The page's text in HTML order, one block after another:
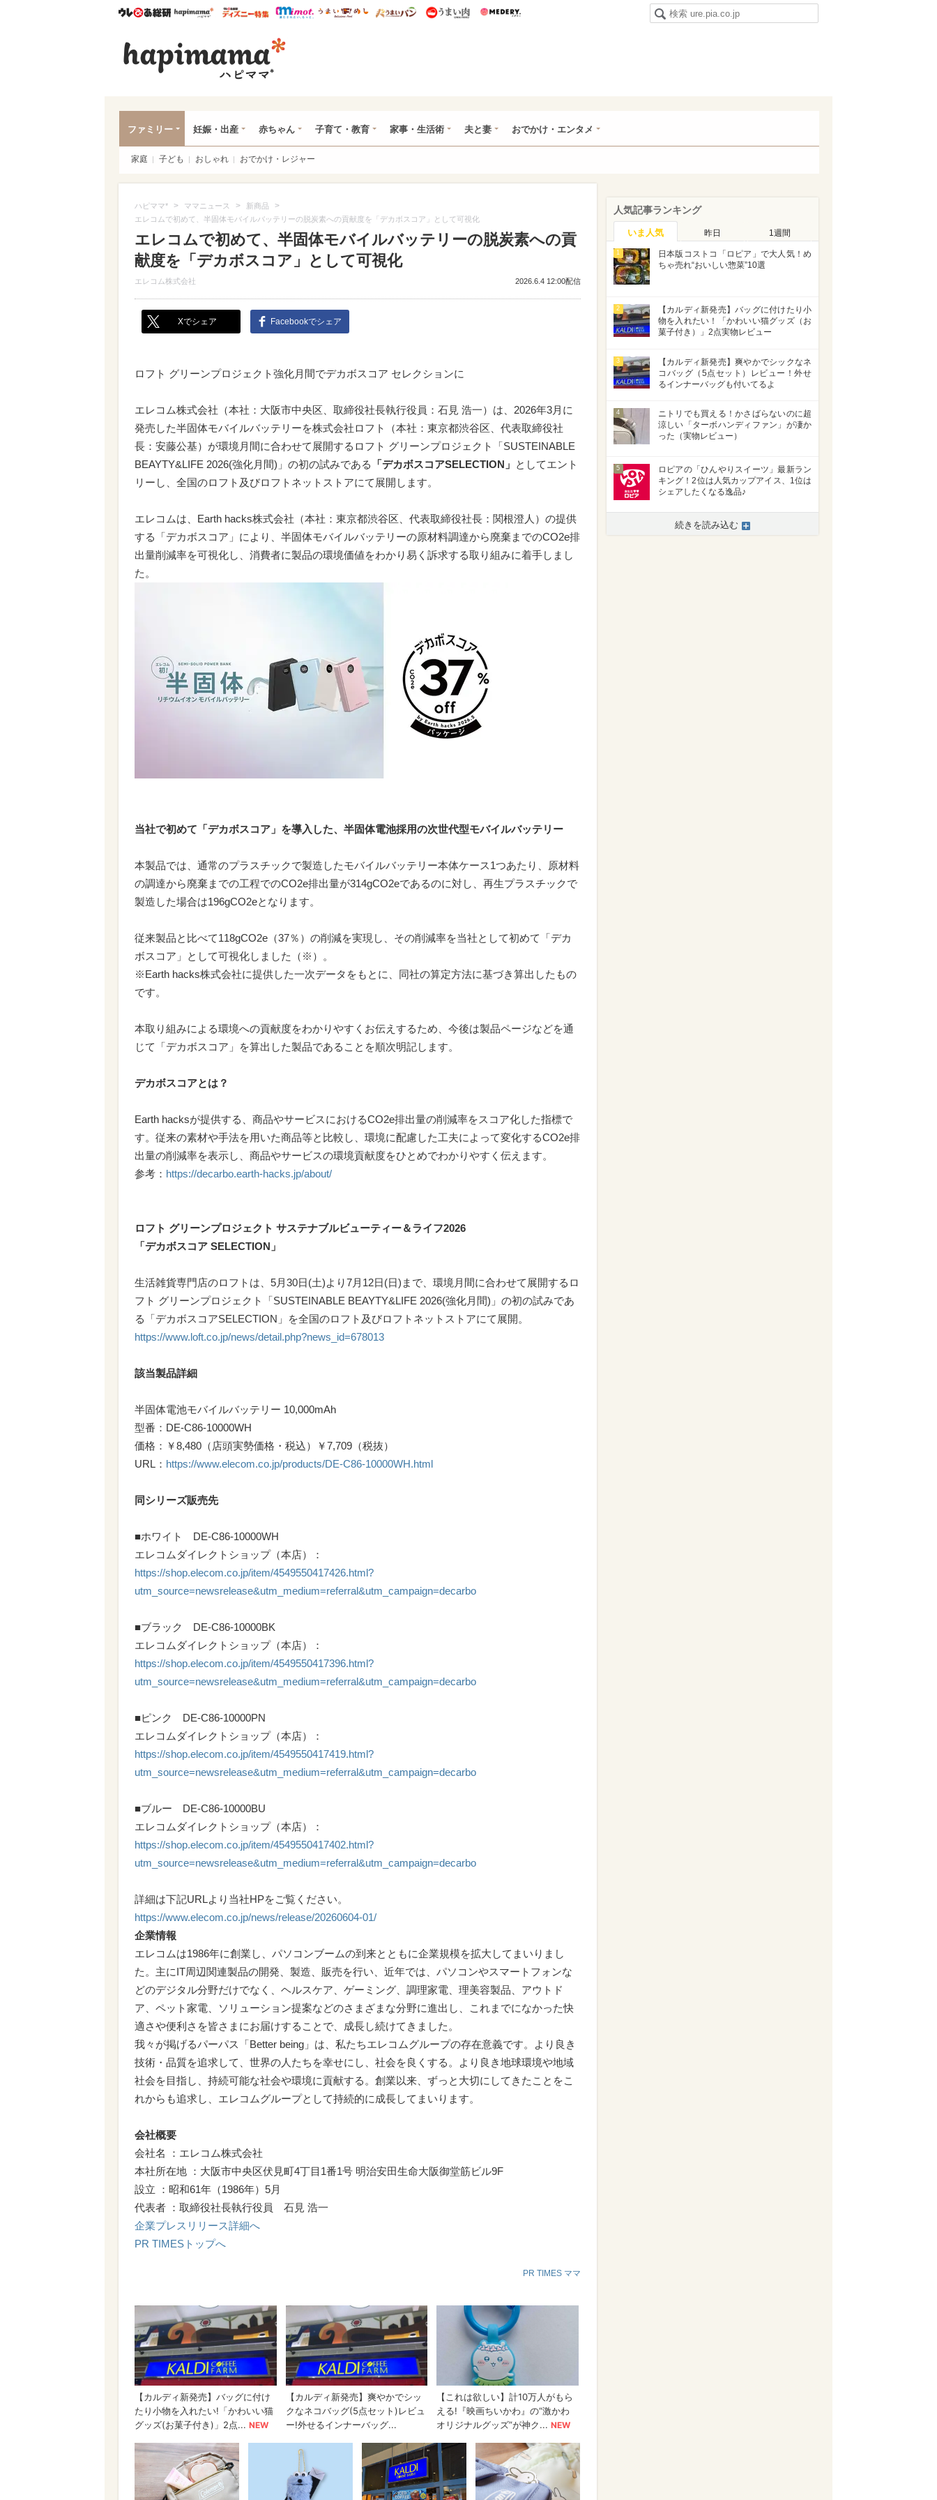
ウレぴあ総研ハピママ* ウレぴあ総研 ディズニー特集
mimot. うまいめし うまいパン うまい肉
ファミリー 妊娠・出産 赤ちゃん 子育て・教育 家事・生活術 夫と妻 おでかけ・エンタメ
家庭 子ども おしゃれ おでかけ・レジャー
ハピママ* > ママニュース > 新商品 >
エレコムで初めて、半固体モバイルバッテリーの脱炭素への貢献度を「デカボスコア」として可視化
エレコムで初めて、半固体モバイルバッテリーの脱炭素への貢
献度を「デカボスコア」として可視化
エレコム株式会社 2026.6.4 12:00配信
Xでシェア Facebookでシェア
ロフト グリーンプロジェクト強化月間でデカボスコア セレクションに
エレコム株式会社（本社：大阪市中央区、取締役社長執行役員：石見 浩一）は、2026年3月に
発売した半固体モバイルバッテリーを株式会社ロフト（本社：東京都渋谷区、代表取締役社
長：安藤公基）が環境月間に合わせて展開するロフト グリーンプロジェクト「SUSTEINABLE
BEAYTY&LIFE 2026(強化月間)」の初の試みである
「デカボスコアSELECTION」 としてエント
リーし、全国のロフト及びロフトネットストアにて展開します。
エレコムは、Earth hacks株式会社（本社：東京都渋谷区、代表取締役社長：関根澄人）の提供
する「デカボスコア」により、半固体モバイルバッテリーの原材料調達から廃棄までのCO2e排
出量削減率を可視化し、消費者に製品の環境価値をわかり易く訴求する取り組みに着手しまし
た。
当社で初めて「デカボスコア」を導入した、半固体電池採用の次世代型モバイルバッテリー
本製品では、通常のプラスチックで製造したモバイルバッテリー本体ケース1つあたり、原材料
の調達から廃棄までの工程でのCO2e排出量が314gCO2eであるのに対し、再生プラスチックで
製造した場合は196gCO2eとなります。
従来製品と比べて118gCO2e（37％）の削減を実現し、その削減率を当社として初めて「デカ
ボスコア」として可視化しました（※）。
※Earth hacks株式会社に提供した一次データをもとに、同社の算定方法に基づき算出したもの
です。
本取り組みによる環境への貢献度をわかりやすくお伝えするため、今後は製品ページなどを通
じて「デカボスコア」を算出した製品であることを順次明記します。
デカボスコアとは？
Earth hacksが提供する、商品やサービスにおけるCO2e排出量の削減率をスコア化した指標で
す。従来の素材や手法を用いた商品等と比較し、環境に配慮した工夫によって変化するCO2e排
出量の削減率を表示し、商品やサービスの環境貢献度をひとめでわかりやすく伝えます。
参考： https://decarbo.earth-hacks.jp/about/
ロフト グリーンプロジェクト サステナブルビューティー＆ライフ2026
「デカボスコア SELECTION」
生活雑貨専門店のロフトは、5月30日(土)より7月12日(日)まで、環境月間に合わせて展開するロ
フト グリーンプロジェクト「SUSTEINABLE BEAYTY&LIFE 2026(強化月間)」の初の試みであ
る「デカボスコアSELECTION」を全国のロフト及びロフトネットストアにて展開。
https://www.loft.co.jp/news/detail.php?news_id=678013
該当製品詳細
半固体電池モバイルバッテリー 10,000mAh
型番：DE-C86-10000WH
価格：￥8,480（店頭実勢価格・税込）￥7,709（税抜）
URL： https://www.elecom.co.jp/products/DE-C86-10000WH.html
同シリーズ販売先
■ホワイト DE-C86-10000WH
エレコムダイレクトショップ（本店）：
https://shop.elecom.co.jp/item/4549550417426.html?
utm_source=newsrelease&utm_medium=referral&utm_campaign=decarbo
■ブラック DE-C86-10000BK
エレコムダイレクトショップ（本店）：
https://shop.elecom.co.jp/item/4549550417396.html?
utm_source=newsrelease&utm_medium=referral&utm_campaign=decarbo
■ピンク DE-C86-10000PN
エレコムダイレクトショップ（本店）：
https://shop.elecom.co.jp/item/4549550417419.html?
utm_source=newsrelease&utm_medium=referral&utm_campaign=decarbo
■ブルー DE-C86-10000BU
エレコムダイレクトショップ（本店）：
https://shop.elecom.co.jp/item/4549550417402.html?
utm_source=newsrelease&utm_medium=referral&utm_campaign=decarbo
詳細は下記URLより当社HPをご覧ください。
https://www.elecom.co.jp/news/release/20260604-01/
企業情報
エレコムは1986年に創業し、パソコンブームの到来とともに企業規模を拡大してまいりまし
た。主にIT周辺関連製品の開発、製造、販売を行い、近年では、パソコンやスマートフォンな
どのデジタル分野だけでなく、ヘルスケア、ゲーミング、調理家電、理美容製品、アウトド
ア、ペット家電、ソリューション提案などのさまざまな分野に進出し、これまでになかった快
適さや便利さを皆さまにお届けすることで、成長し続けてきました。
我々が掲げるパーパス「Better being」は、私たちエレコムグループの存在意義です。より良き
技術・品質を追求して、世界の人たちを幸せにし、社会を良くする。より良き地球環境や地域
社会を目指し、持続可能な社会や環境に貢献する。創業以来、ずっと大切にしてきたことをこ
れからも追求し、エレコムグループとして持続的に成長してまいります。
会社概要
会社名 ：エレコム株式会社
本社所在地 ：大阪市中央区伏見町4丁目1番1号 明治安田生命大阪御堂筋ビル9F
設立 ：昭和61年（1986年）5月
代表者 ：取締役社長執行役員 石見 浩一
企業プレスリリース詳細へ
PR TIMESトップへ
PR TIMES ママ
人気記事ランキング
いま人気 昨日 1週間
1
日本版コストコ「ロピア」で大人気！め
ちゃ売れ“おいしい惣菜”10選
2
【カルディ新発売】バッグに付けたり小
物を入れたい！「かわいい猫グッズ（お
菓子付き）」2点実物レビュー
3
【カルディ新発売】爽やかでシックなネ
コバッグ（5点セット）レビュー！外せ
るインナーバッグも付いてるよ
4
ニトリでも買える！かさばらないのに超
涼しい「ターボハンディファン」が凄か
った（実物レビュー）
5
ロピアの「ひんやりスイーツ」最新ラン
キング！2位は人気カップアイス、1位は
シェアしたくなる逸品♪
続きを読み込む